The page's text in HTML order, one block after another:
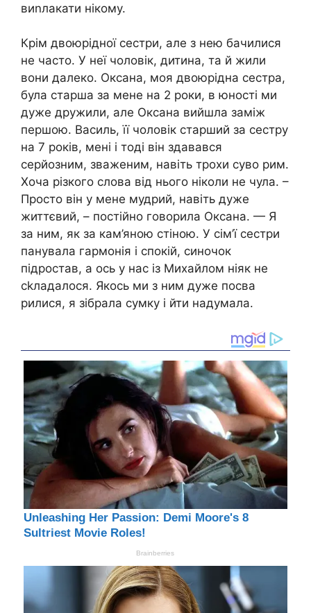
виnлакати нікому.
Крім двоюрідної сестри, але з нею бачилися
не часто. У неї чоловік, дитина, та й жили
вони далеко. Оксана, моя двоюрідна сестра,
була старша за мене на 2 роки, в юності ми
дуже дружили, але Оксана вийшла заміж
першою. Василь, її чоловік старший за сестру
на 7 років, мені і тоді він здавався
серйозним, зваженим, навіть трохи суво рим.
Хоча різкого слова від нього ніколи не чула. –
Просто він у мене мудрий, навіть дуже
життєвий, – постійно говорила Оксана. — Я
за ним, як за кам’яною стіною. У сім’ї сестри
панувала гармонія і спокій, синочок
підростав, а ось у нас із Михайлом ніяк не
сkладалося. Якось ми з ним дуже посва
рилися, я зібрала сумку і йти надумала.